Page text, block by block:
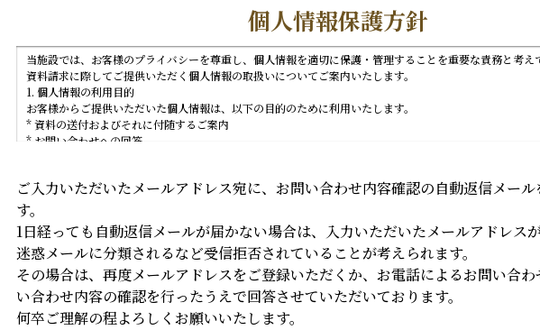
個人情報保護方針
当施設では、お客様のプライバシーを尊重し、個人情報を適切に保護・管理することを重要な責務と考え
資料請求に際してご提供いただく個人情報の取扱いについてご案内いたします。
1. 個人情報の利用目的
お客様からご提供いただいた個人情報は、以下の目的のために利用いたします。
* 資料の送付およびそれに付随するご案内
* お問い合わせへの回答
当施設は、個人情報を正確かつ最新の状態で管理し、不正アクセス、紛失、破壊、改ざん及び漏洩等を防
全管理措置を講じます。
3. 個人情報の第三者提供について
当施設は、次の場合を除き、お客様の同意なく第三者に個人情報を提供することはありません。
* 法令に基づく場合
* 人の生命、身体または財産の保護のために必要がある場合
4. 委託について
資料の発送業務等を外部業者に委託する場合、適切な管理・監督のもとで個人情報を取り扱います。
5. 個人情報の開示・訂正・削除について
ご入力いただいたメールアドレス宛に、お問い合わせ内容確認の自動返信メー
す。
1日経っても自動返信メールが届かない場合は、入力いただいたメールアドレス
迷惑メールに分類されるなど受信拒否されていることが考えられます。
その場合は、再度メールアドレスをご登録いただくか、お電話によるお問い合
い合わせ内容の確認を行ったうえで回答させていただいております。
何卒ご理解の程よろしくお願いいたします。